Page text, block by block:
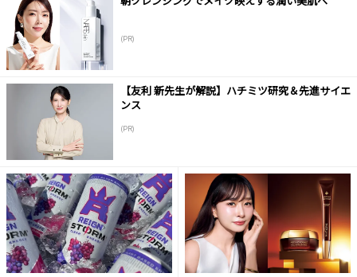
(PR)
【友利 新先生が解説】ハチミツ研究＆先進サイエ
ンス
(PR)